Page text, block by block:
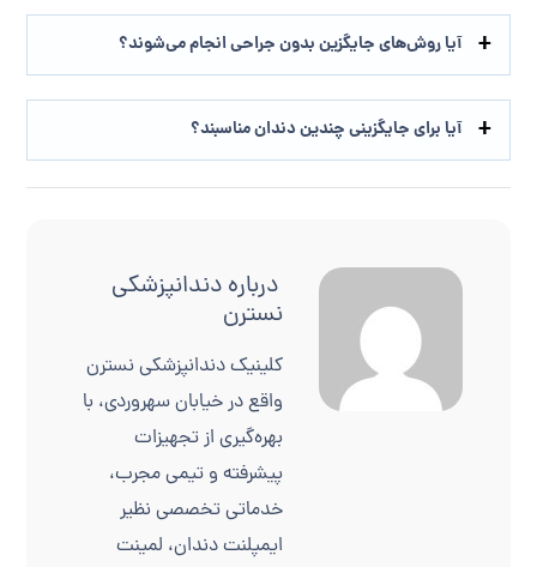
آیا روش‌های جایگزین بدون جراحی انجام می‌شوند؟
آیا برای جایگزینی چندین دندان مناسبند؟
دربارهدندانپزشکی
نسترن
کلینیک دندانپزشکی نسترن
واقع در خیابان سهروردی، با
بهره‌گیری از تجهیزات
پیشرفته و تیمی مجرب،
خدماتی تخصصی نظیر
ایمپلنت دندان، لمینت